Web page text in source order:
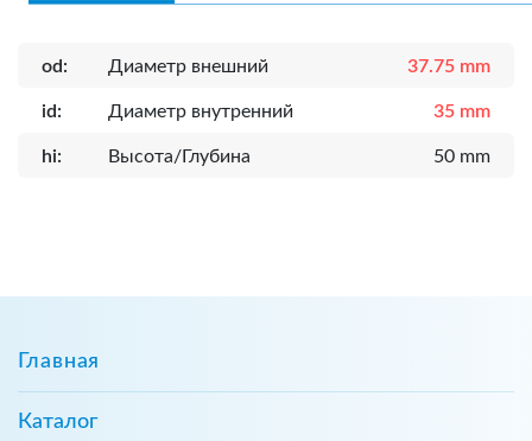
od: Диаметр внешний 37.75 mm
id: Диаметр внутренний 35 mm
hi: Высота/Глубина 50 mm
Главная
Каталог